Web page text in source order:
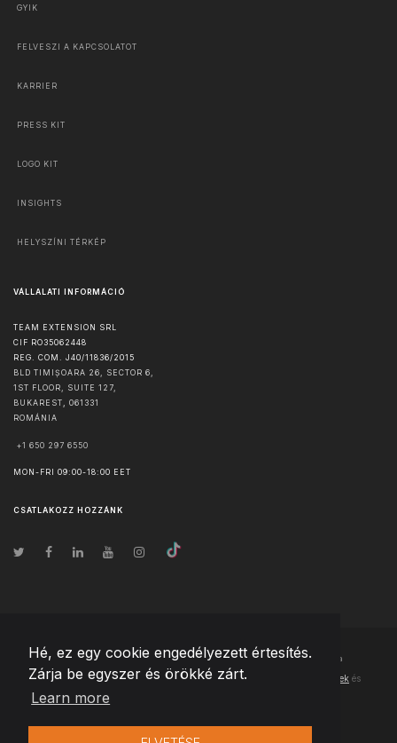
Hé, ez egy cookie engedélyezett értesítés.
Zárja be egyszer és örökké zárt.
Learn more
GYIK
FELVESZI A KAPCSOLATOT
KARRIER
PRESS KIT
LOGO KIT
INSIGHTS
HELYSZÍNI TÉRKÉP
VÁLLALATI INFORMÁCIÓ
TEAM EXTENSION SRL
CIF RO35062448
REG. COM. J40/11836/2015
BLD TIMIȘOARA 26, SECTOR 6,
1ST FLOOR, SUITE 127,
BUKAREST
061331
ROMÁNIA
+1 650 297 6550
MON-FRI 09:00-18:00 EET
CSATLAKOZZ HOZZÁNK
© Szerzői jog2026 Team Extension Hungary- Minden jog fenntartva
Changelog ● Ezen webhely használatával elfogadja Használati feltételek és